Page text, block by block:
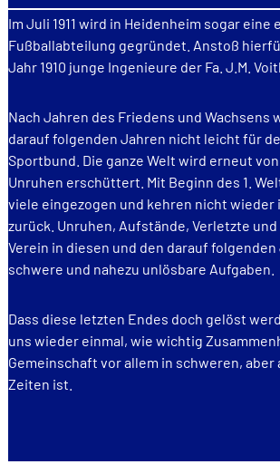
Im Juli 1911 wird in Heidenheim sogar eine
Fußballabteilung gegründet. Anstoß
Jahr 1910 junge Ingenieure der Fa. J.M.
Nach Jahren des Friedens und Wachsens
darauf folgenden Jahren nicht leicht für
Sportbund. Die ganze Welt wird erneut
Unruhen erschüttert. Mit Beginn des 1.
viele eingezogen und kehren nicht wieder
zurück. Unruhen, Aufstände, Verletzte
Verein in diesen und den darauf
schwere und nahezu unlösbare Aufgaben.
Dass diese letzten Endes doch gelöst
uns wieder einmal, wie wichtig
Gemeinschaft vor allem in schweren, aber
Zeiten ist.